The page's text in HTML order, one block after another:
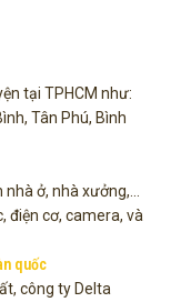
tại TPHCM như:
Tân Phú, Bình
ở, nhà xưởng,...
điện cơ, camera, và
quốc
công ty Delta